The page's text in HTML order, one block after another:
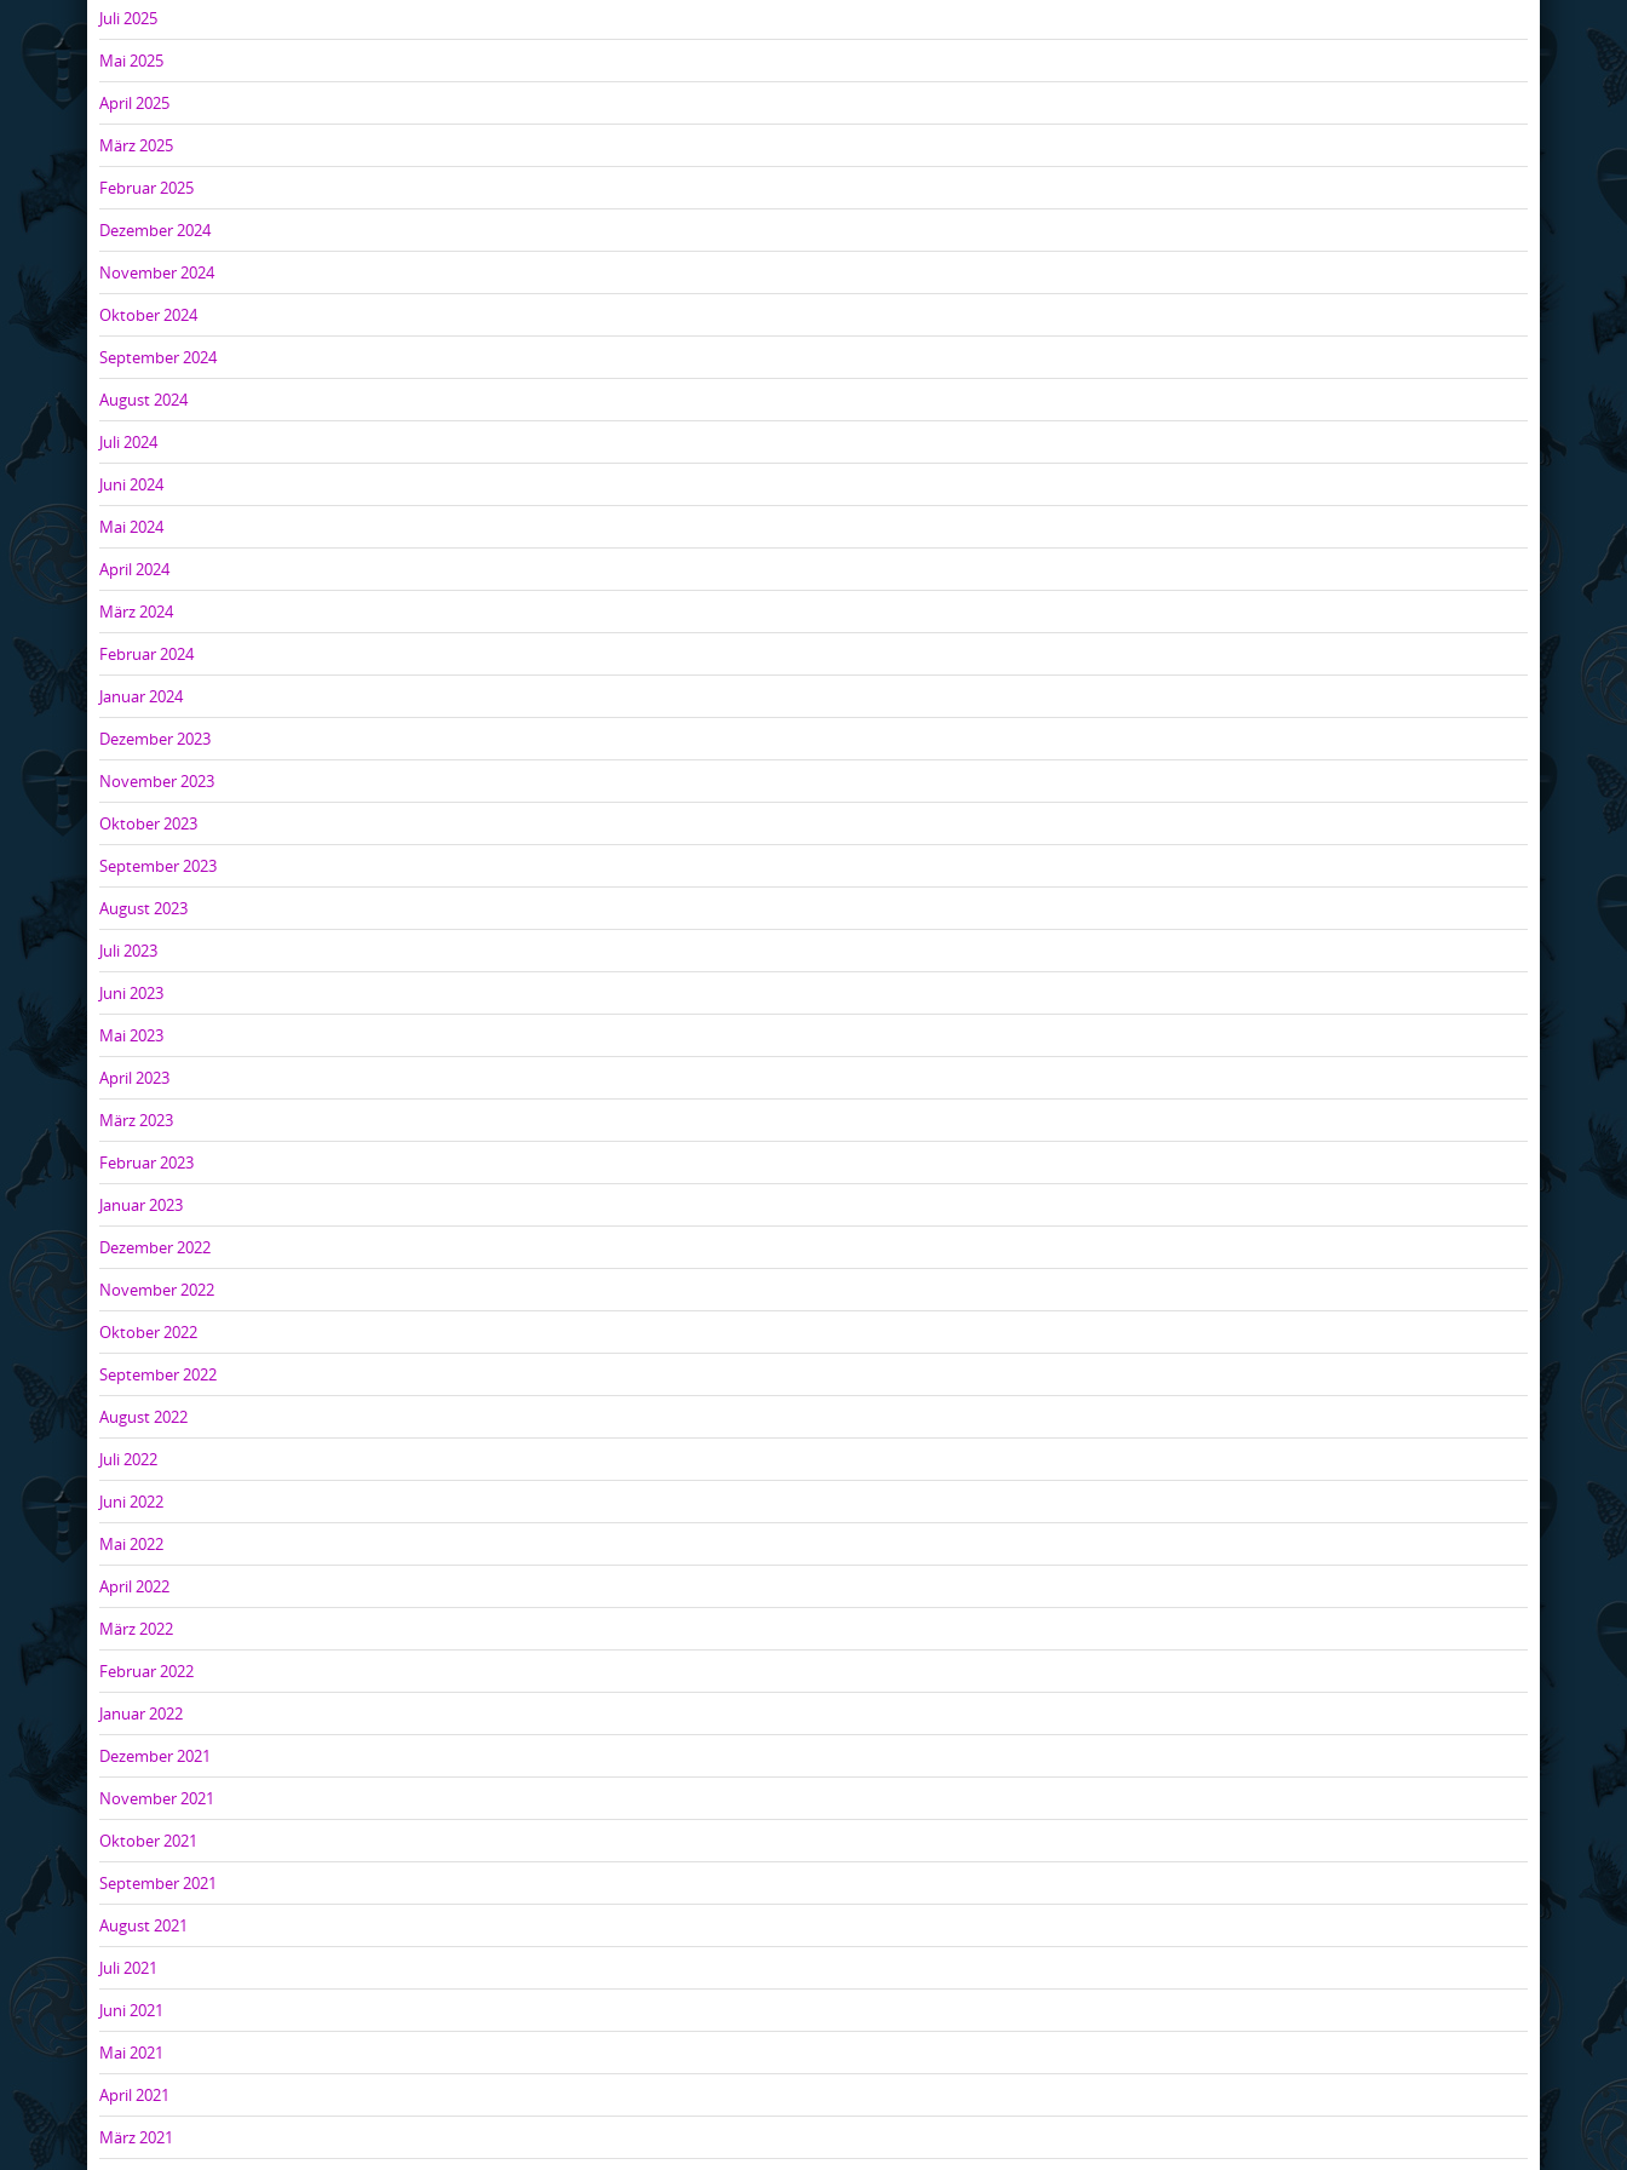
Juli 2025
Mai 2025
April 2025
März 2025
Februar 2025
Dezember 2024
November 2024
Oktober 2024
September 2024
August 2024
Juli 2024
Juni 2024
Mai 2024
April 2024
März 2024
Februar 2024
Januar 2024
Dezember 2023
November 2023
Oktober 2023
September 2023
August 2023
Juli 2023
Juni 2023
Mai 2023
April 2023
März 2023
Februar 2023
Januar 2023
Dezember 2022
November 2022
Oktober 2022
September 2022
August 2022
Juli 2022
Juni 2022
Mai 2022
April 2022
März 2022
Februar 2022
Januar 2022
Dezember 2021
November 2021
Oktober 2021
September 2021
August 2021
Juli 2021
Juni 2021
Mai 2021
April 2021
März 2021